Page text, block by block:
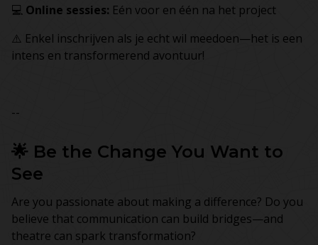
💻 Online sessies: Eén voor en één na het project
⚠️ Enkel inschrijven als je echt wil meedoen—het is een
intens en transformerend avontuur!
--
🌟 Be the Change You Want to
See
Are you passionate about making a difference? Do you
believe that communication can build bridges—and
theatre can spark transformation?